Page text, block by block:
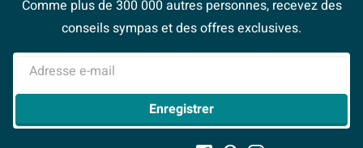
> Service client
> Espace Conseil
#Mysawiday
> Inspiration salle de bains
BeCommerce
> Tout sur nos showrooms
Comme plus de 300 000 autres personnes, recevez des
conseils sympas et des offres exclusives.
Adresse e-mail
Enregistrer